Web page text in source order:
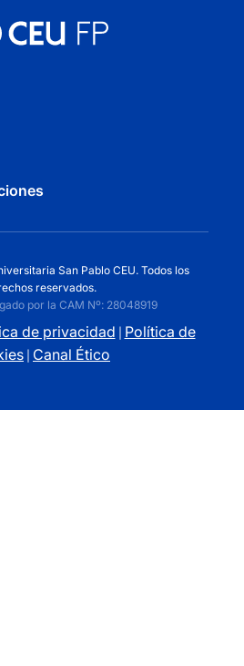
San Pablo CEU. Todos los
reservados.
por la CAM Nº: 28048919
de privacidad Política de
Canal Ético